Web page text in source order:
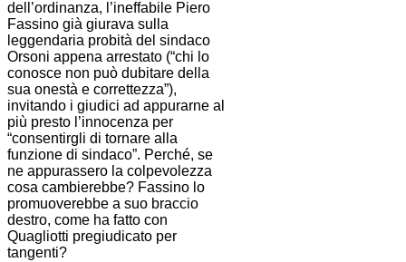
dell’ordinanza, l’ineffabile Piero
Fassino già giurava sulla
leggendaria probità del sindaco
Orsoni appena arrestato (“chi lo
conosce non può dubitare della
sua onestà e correttezza”),
invitando i giudici ad appurarne al
più presto l’innocenza per
“consentirgli di tornare alla
funzione di sindaco”. Perché, se
ne appurassero la colpevolezza
cosa cambierebbe? Fassino lo
promuoverebbe a suo braccio
destro, come ha fatto con
Quagliotti pregiudicato per
tangenti?